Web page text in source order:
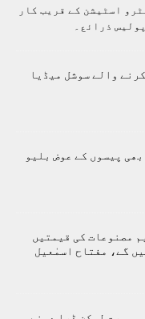
اسٹیشن کے قریب کار
ذرائع۔
والے سوشل میڈیا
پیسوں کے عوض بلیو
مصنوعات کی قیمتیں
گے، مفتاح اسمٰعیل